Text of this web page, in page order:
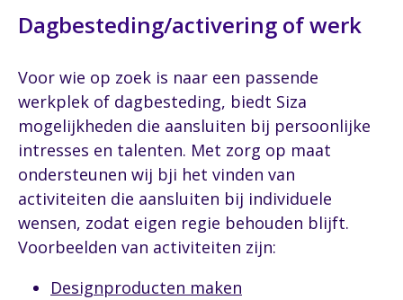
Dagbesteding/activering of werk
Voor wie op zoek is naar een passende
werkplek of dagbesteding, biedt Siza
mogelijkheden die aansluiten bij persoonlijke
intresses en talenten. Met zorg op maat
ondersteunen wij bji het vinden van
activiteiten die aansluiten bij individuele
wensen, zodat eigen regie behouden blijft.
Voorbeelden van activiteiten zijn:
Designproducten maken